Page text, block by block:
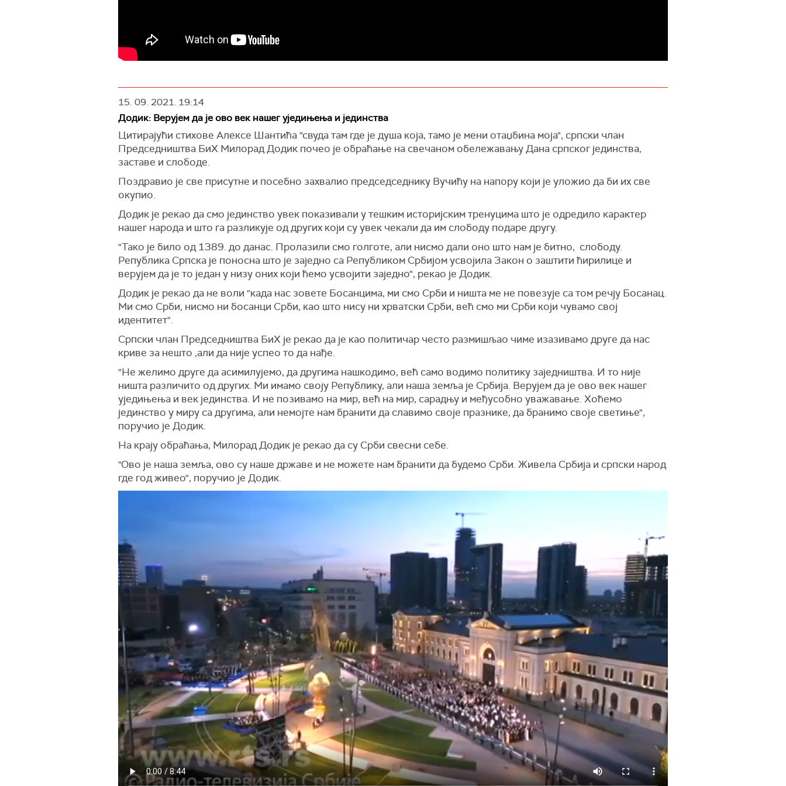
15. 09. 2021. 19:14
Додик: Верујем да је ово век нашег уједињења и јединства
Цитирајући стихове Алексе Шантића "свуда там где је душа која, тамо је мени отаџбина моја", српски члан
Председништва БиХ Милорад Додик почео је обраћање на свечаном обележавању Дана српског јединства,
заставе и слободе.
Поздравио је све присутне и посебно захвалио председседнику Вучићу на напору који је уложио да би их све
окупио.
Додик је рекао да смо јединство увек показивали у тешким историјским тренуцима што је одредило карактер
нашег народа и што га разликује од других који су увек чекали да им слободу подаре другу.
"Тако је било од 1389. до данас. Пролазили смо голготе, али нисмо дали оно што нам је битно, слободу.
Република Српска је поносна што је заједно са Републиком Србијом усвојила Закон о заштити ћирилице и
верујем да је то један у низу оних који ћемо усвојити заједно", рекао је Додик.
Додик је рекао да не воли "када нас зовете Босанцима, ми смо Срби и ништа ме не повезује са том речју Босанац.
Ми смо Срби, нисмо ни босанци Срби, као што нису ни хрватски Срби, већ смо ми Срби који чувамо свој
идентитет".
Српски члан Председништва БиХ је рекао да је као политичар често размишљао чиме изазивамо друге да нас
криве за нешто ,али да није успео то да нађе.
"Не желимо друге да асимилујемо, да другима нашкодимо, већ само водимо политику заједништва. И то није
ништа различито од других. Ми имамо своју Републику, али наша земља је Србија. Верујем да је ово век нашег
уједињења и век јединства. И не позивамо на мир, већ на мир, сарадњу и међусобно уважавање. Хоћемо
јединство у миру са другима, али немојте нам бранити да славимо своје празнике, да бранимо своје светиње",
поручио је Додик.
На крају обраћања, Милорад Додик је рекао да су Срби свесни себе.
"Ово је наша земља, ово су наше државе и не можете нам бранити да будемо Срби. Живела Србија и српски народ
где год живео", поручио је Додик.